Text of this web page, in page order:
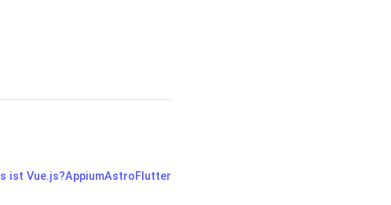
ist Vue.js?AppiumAstroFlutter